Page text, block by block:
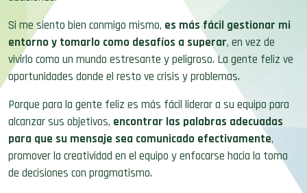
Si me siento bien conmigo mismo, es más fácil gestionar mi
entorno y tomarlo como desafíos a superar, en vez de
vivirlo como un mundo estresante y peligroso. La gente feliz ve
oportunidades donde el resto ve crisis y problemas.
Porque para la gente feliz es más fácil liderar a su equipo para
alcanzar sus objetivos, encontrar las palabras adecuadas
para que su mensaje sea comunicado efectivamente,
promover la creatividad en el equipo y enfocarse hacia la toma
de decisiones con pragmatismo.